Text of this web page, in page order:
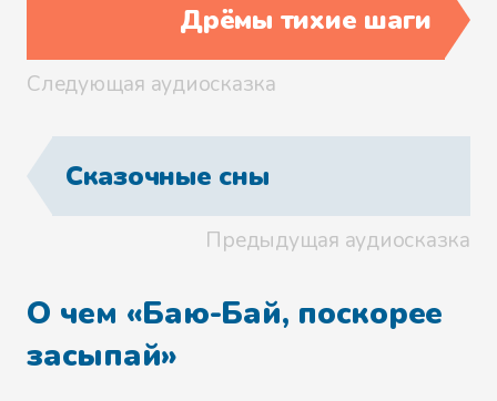
Дрёмы тихие шаги
Следующая аудиосказка
Сказочные сны
Предыдущая аудиосказка
О чем «Баю-Бай, поскорее
засыпай»